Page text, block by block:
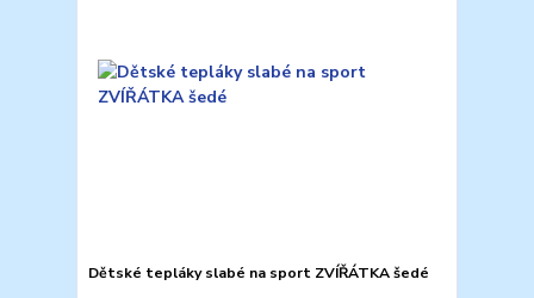
Dětské tepláky slabé na sport ZVÍŘÁTKA šedé